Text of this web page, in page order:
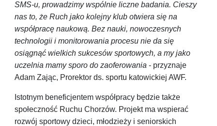
SMS-u, prowadzimy wspólnie liczne badania. Cieszy
nas to, że Ruch jako kolejny klub otwiera się na
współpracę naukową. Bez nauki, nowoczesnych
technologii i monitorowania procesu nie da się
osiągnąć wielkich sukcesów sportowych, a my jako
uczelnia mamy sporo do zaoferowania - przyznaje
Adam Zając, Prorektor ds. sportu katowickiej AWF.
Istotnym beneficjentem współpracy będzie także
społeczność Ruchu Chorzów. Projekt ma wspierać
rozwój sportowy dzieci, młodzieży i seniorskich